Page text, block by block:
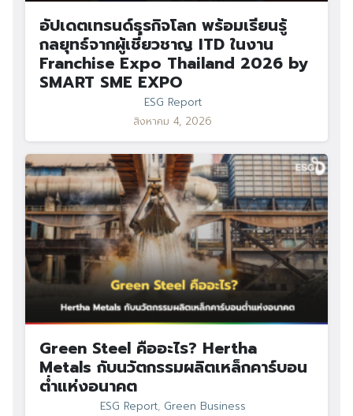
อัปเดตเทรนด์ธุรกิจโลก พร้อมเรียนรู้
กลยุทธ์จากผู้เชี่ยวชาญ ITD ในงาน
Franchise Expo Thailand 2026 by
SMART SME EXPO
ESG Report
สิงหาคม 4, 2026
Green Steel คืออะไร? Hertha
Metals กับนวัตกรรมผลิตเหล็กคาร์บอน
ต่ำแห่งอนาคต
ESG Report, Green Business